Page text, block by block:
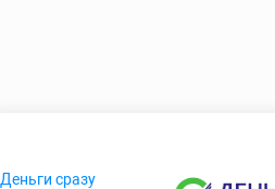
Деньги сразу